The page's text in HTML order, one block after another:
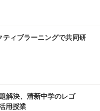
ティブラーニングで共同研
解決、清新中学のレゴ
用授業